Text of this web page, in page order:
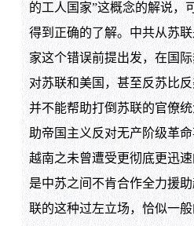
的工人国家”这概念的解说，
得到正确的了解。中共从苏联
家这个错误前提出发，在国
对苏联和美国，甚至反苏比
并不能帮助打倒苏联的官僚
助帝国主义反对无产阶级革
越南之未曾遭受更彻底更迅
是中苏之间不肯合作全力援
联的这种过左立场，恰似一